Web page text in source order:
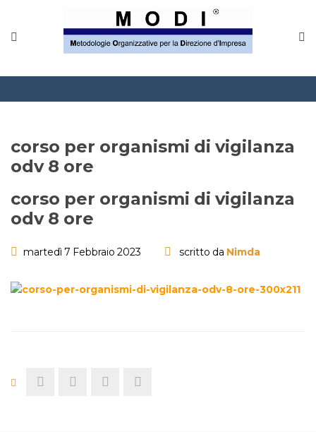
Corsi
CONTATTACI
corso per organismi di vigilanza
odv 8 ore
corso per organismi di vigilanza
odv 8 ore
martedì 7 Febbraio 2023 scritto da Nimda